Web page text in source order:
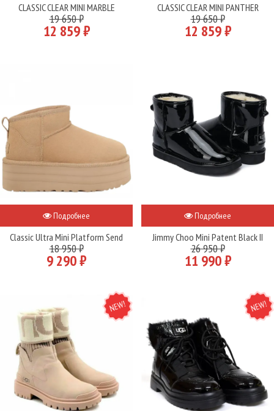
CLASSIC CLEAR MINI MARBLE
19 650 ₽
12 859 ₽
CLASSIC CLEAR MINI PANTHER
19 650 ₽
12 859 ₽
Подробнее
Classic Ultra Mini Platform Send
18 950 ₽
9 290 ₽
Подробнее
Jimmy Choo Mini Patent Black II
26 950 ₽
11 990 ₽
NEW NEW